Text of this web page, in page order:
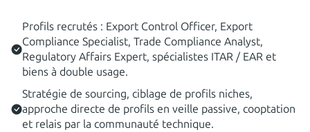
Profils recrutés : Export Control Officer, Export
Compliance Specialist, Trade Compliance Analyst,
Regulatory Affairs Expert, spécialistes ITAR / EAR et
biens à double usage.
Stratégie de sourcing, ciblage de profils niches,
approche directe de profils en veille passive, cooptation
et relais par la communauté technique.